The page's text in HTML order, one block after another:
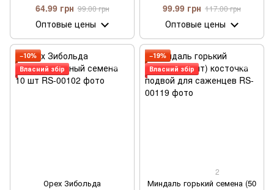
тигровый орех (Cyperus
esculentus)
64.99 грн 99.00 грн
Оптовые цены
медвежий орех (Corylus
colurna) подвой для
саженцев фундука
99.99 грн 117.00 грн
Оптовые цены
−10%
Власний збір
Орех Зибольда
−19%
Власний збір
2
Миндаль горький семена (50